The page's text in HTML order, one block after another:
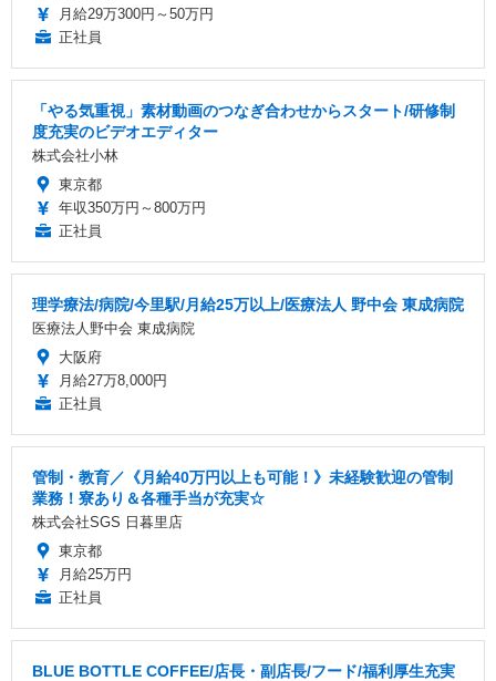
月給29万300円～50万円
正社員
「やる気重視」素材動画のつなぎ合わせからスタート/研修制
度充実のビデオエディター
株式会社小林
東京都
年収350万円～800万円
正社員
理学療法/病院/今里駅/月給25万以上/医療法人 野中会 東成病院
医療法人野中会 東成病院
大阪府
月給27万8,000円
正社員
管制・教育／《月給40万円以上も可能！》未経験歓迎の管制
業務！寮あり＆各種手当が充実☆
株式会社SGS 日暮里店
東京都
月給25万円
正社員
BLUE BOTTLE COFFEE/店長・副店長/フード/福利厚生充実